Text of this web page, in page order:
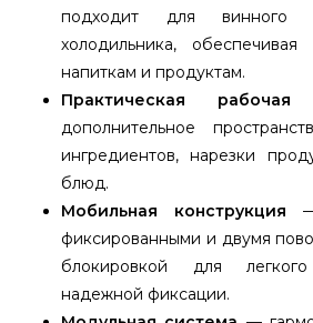
подходит для винного
холодильника,
напиткам и продуктам.
Практическая рабочая
дополнительное
ингредиентов, нарезки
блюд.
Мобильная конструкция —
фиксированными и двумя
блокировкой для
надежной фиксации.